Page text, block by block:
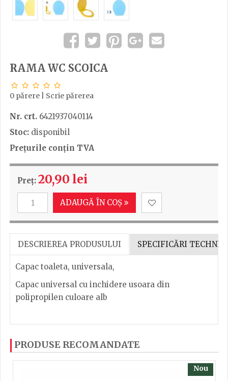
RAMA WC SCOICA
0 părere Scrie părerea
Nr. crt. 6421937040114
Stoc: disponibil
Prețurile conțin TVA
Preț:20,90 lei
ADAUGĂ ÎN COȘ
DESCRIEREA PRODUSULUI SPECIFICĂRI
Capac toaleta, universala,
Capac universal cu inchidere usoara din
polipropilen culoare alb
Caracteristici cheie : Inchidere usoara
cu ajutorul steluțelor, și scrieți părerea dvs. Pentru
a putea să scrieți părerea trebuie să fiți înregistrat.
PRODUSE RECOMANDATE
Nou